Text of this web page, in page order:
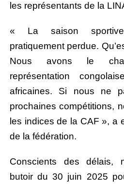
les représentants de la
« La saison
pratiquement perdue.
Nous avons le
représentation
africaines. Si nous ne
prochaines compétitions,
les indices de la CAF », a
de la fédération.
Conscients des délais,
butoir du 30 juin 2025